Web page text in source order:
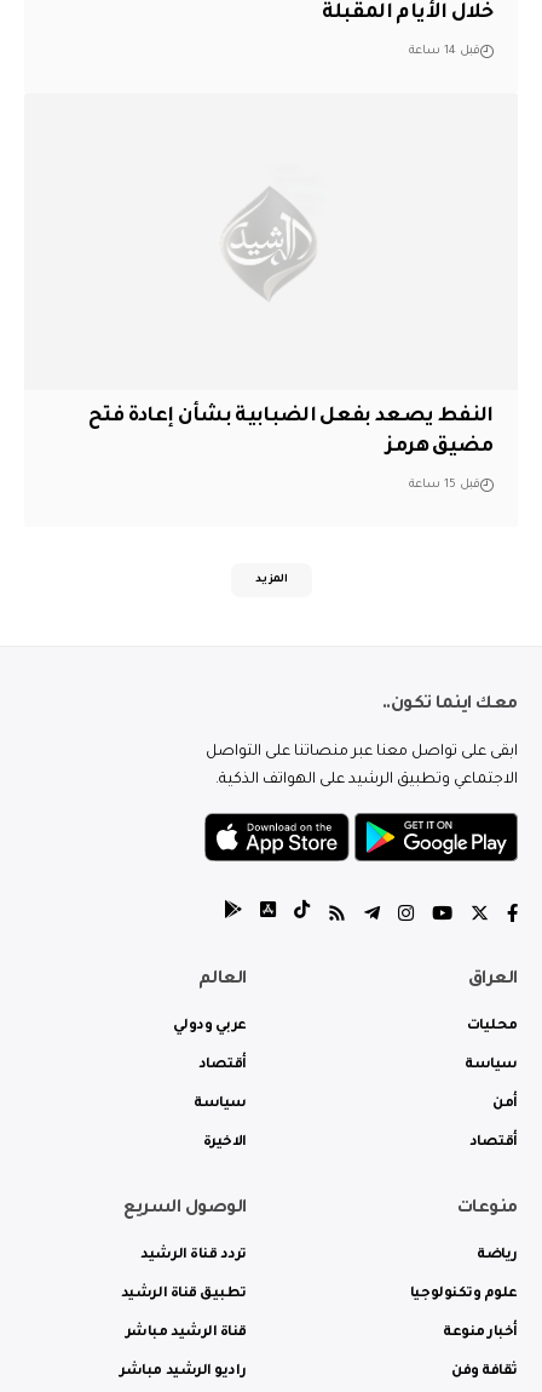
خلال الأيام المقبلة
قبل 14 ساعة
النفط يصعد بفعل الضبابية بشأن إعادة فتح
مضيق هرمز
قبل 15 ساعة
المزيد
معك اينما تكون..
ابقى على تواصل معنا عبر منصاتنا على التواصل
الاجتماعي وتطبيق الرشيد على الهواتف الذكية.
العراق
محليات
سياسة
أمن
أقتصاد
العالم
عربي ودولي
أقتصاد
سياسة
الاخيرة
منوعات
رياضة
علوم وتكنولوجيا
أخبار منوعة
ثقافة وفن
الوصول السريع
تردد قناة الرشيد
تطبيق قناة الرشيد
قناة الرشيد مباشر
راديو الرشيد مباشر